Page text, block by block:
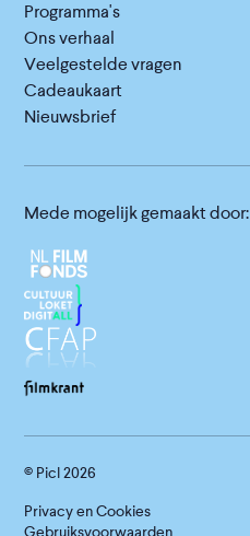
Programma's
Ons verhaal
Veelgestelde vragen
Cadeaukaart
Nieuwsbrief
Mede mogelijk gemaakt door:
© Picl2026
Privacy en Cookies
Gebruiksvoorwaarden